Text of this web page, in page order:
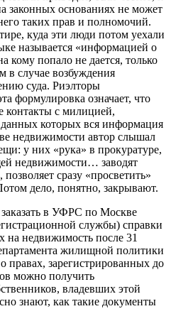
законных основаниях не может
таких прав и полномочий.
куда эти люди потом уехали
называется «информацией о
кому попало не дается, только
в случае возбуждения
суда. Риэлторы
формулировка означает, что
контакты с милицией,
которых вся информация
недвижимости автор слышал
у них «рука» в прокуратуре,
недвижимости… заводят
сразу «просветить»
дело, понятно, закрывают.
в УФРС по Москве
службы) справки
на недвижимость после 31
жилищной политики
зарегистрированных до
можно получить
владевших этой
знают, как такие документы